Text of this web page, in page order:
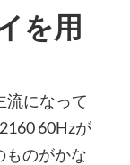
を用
流になって
60Hzが
ものがかな